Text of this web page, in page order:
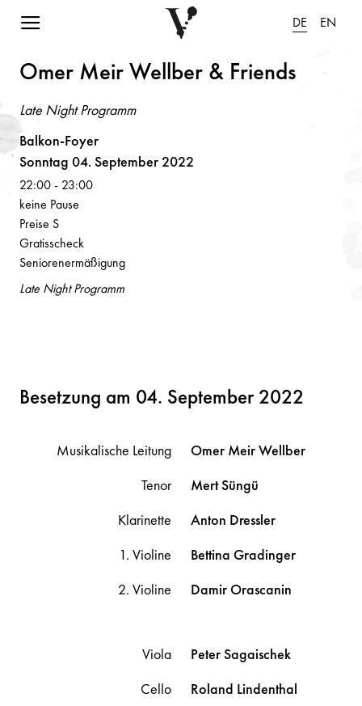
Navigation einblenden DE EN
Besetzung am 04. September 2022
Musikalische Leitung Omer MeirWellber
Tenor
MertSüngü
Klarinette
Anton Dressler
1. Violine
Bettina Gradinger
2. Violine
DamirOrascanin
Viola PeterSagaischek
Cello
Roland Lindenthal
Omer Meir Wellber & Friends
Late Night Programm
Balkon-Foyer
Sonntag 04. September 2022
22:00- 23:00
keine Pause
Preise S
Gratisscheck
Seniorenermäßigung
Late Night Programm